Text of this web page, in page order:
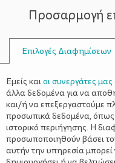
Προσαρμογή
Επιλογές Διαφημίσεων
Εμείς καιοι συνεργάτες μας
άλλα δεδομένα για να
και/ή να επεξεργαστούμε
προσωπικά δεδομένα, όπως
ιστορικό περιήγησης. Η
προσωποποιηθούν βάσει
αυτήν την υπηρεσία μπορεί